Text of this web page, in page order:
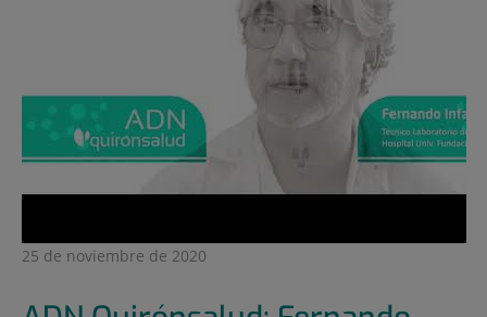
25 de noviembre de 2020